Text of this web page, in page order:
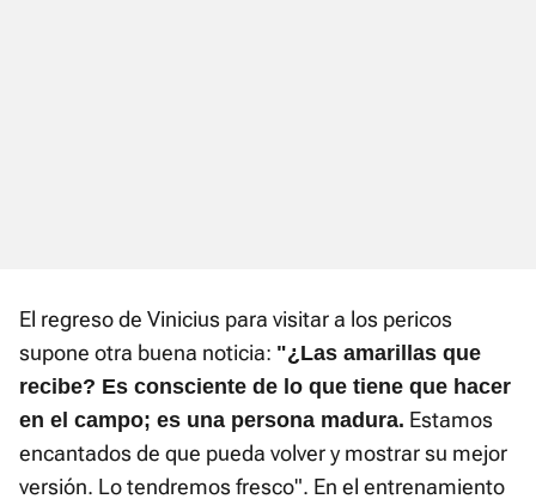
El regreso de Vinicius para visitar a los pericos
supone otra buena noticia: "¿Las amarillas que
recibe? Es consciente de lo que tiene que hacer
en el campo; es una persona madura. Estamos
encantados de que pueda volver y mostrar su mejor
versión. Lo tendremos fresco". En el entrenamiento